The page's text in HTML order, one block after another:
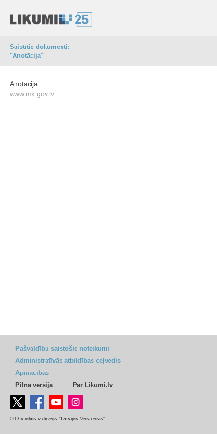
Saistītie dokumenti:
"Anotācija"
Anotācija
www.mk.gov.lv
Pašvaldību saistošie noteikumi
Administratīvās atbildības ceļvedis
Apmācības
Pilnā versija
Par Likumi.lv
© Oficiālais izdevējs "Latvijas Vēstnesis"